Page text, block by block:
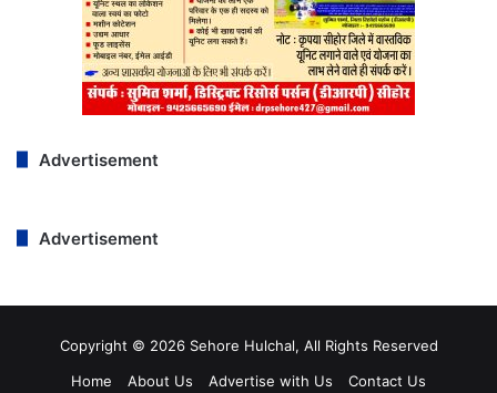
Advertisement
Advertisement
Copyright © 2026 Sehore Hulchal, All Rights Reserved
Home
About Us Advertise with Us Contact Us